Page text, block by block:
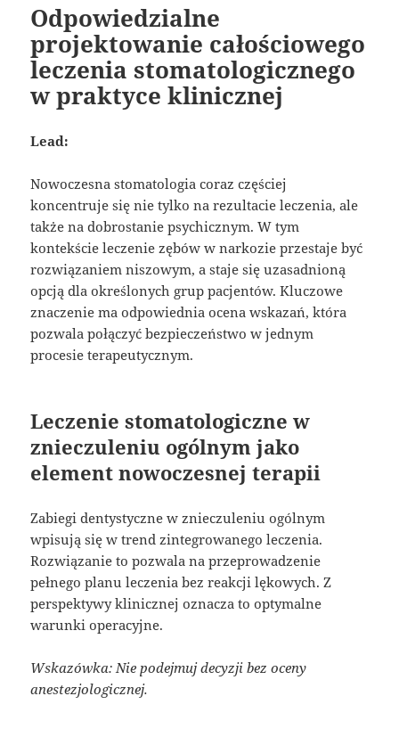
Odpowiedzialne
projektowanie całościowego
leczenia stomatologicznego
w praktyce klinicznej
Lead:
Nowoczesna stomatologia coraz częściej
koncentruje się nie tylko na rezultacie leczenia, ale
także na dobrostanie psychicznym. W tym
kontekście leczenie zębów w narkozie przestaje być
rozwiązaniem niszowym, a staje się uzasadnioną
opcją dla określonych grup pacjentów. Kluczowe
znaczenie ma odpowiednia ocena wskazań, która
pozwala połączyć bezpieczeństwo w jednym
procesie terapeutycznym.
Leczenie stomatologiczne w
znieczuleniu ogólnym jako
element nowoczesnej terapii
Zabiegi dentystyczne w znieczuleniu ogólnym
wpisują się w trend zintegrowanego leczenia.
Rozwiązanie to pozwala na przeprowadzenie
pełnego planu leczenia bez reakcji lękowych. Z
perspektywy klinicznej oznacza to optymalne
warunki operacyjne.
Wskazówka: Nie podejmuj decyzji bez oceny
anestezjologicznej.